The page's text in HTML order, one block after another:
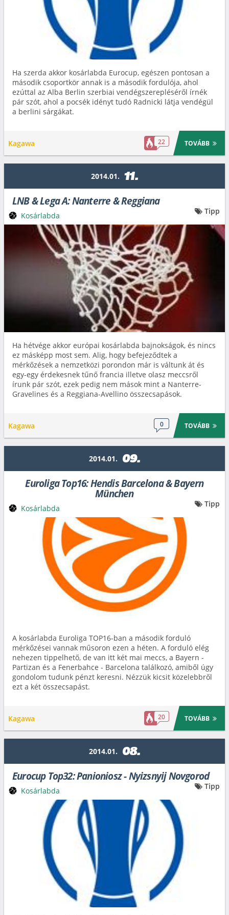
Ha szerda akkor kosárlabda Eurocup, egészen pontosan a
második csoportkör annak is a második fordulója, ahol
ezúttal az Alba Berlin szerbiai vendégszerepléséről írnék
pár szót, ahol a pocsék idényt tudó Radnicki látja vendégül
a berlini sárgákat.
Kagawa 22 TOVÁBB
2014.01. 11.
LNB & Lega A: Nanterre & Reggiana
Ha hétvége akkor európai kosárlabda bajnokságok, és nincs
ez másképp most sem. Alig, hogy befejeződtek a
mérkőzések a nemzetközi porondon már is váltunk át és
egy-egy érdekesnek tűnő francia illetve olasz meccsről
írunk pár szót, ezek pedig nem mások mint a Nanterre-
Gravelines és a Reggiana-Avellino összecsapások.
Kagawa 0 TOVÁBB
Kosárlabda Tipp
2014.01. 09.
Euroliga Top16: Hendis Barcelona & Bayern
München
A kosárlabda Euroliga TOP16-ban a második forduló
mérkőzései vannak műsoron ezen a héten. A forduló elég
nehezen tippelhető, de van itt két mai meccs, a Bayern -
Partizan és a Fenerbahce - Barcelona találkozó, amiből úgy
gondolom tudunk pénzt keresni. Nézzük kicsit közelebbről
ezt a két összecsapást.
Kagawa 20 TOVÁBB
Kosárlabda Tipp
2014.01. 08.
Eurocup Top32: Panioniosz - Nyizsnyij Novgorod
Kosárlabda Tipp